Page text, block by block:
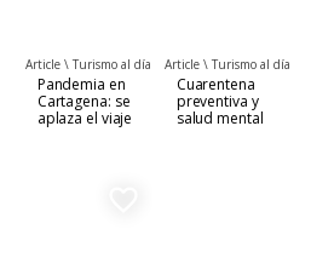
Article \ Turismo al día
Pandemia en
Cartagena: se
aplaza el viaje
Article \ Turismo al día
Cuarentena
preventiva y
salud mental